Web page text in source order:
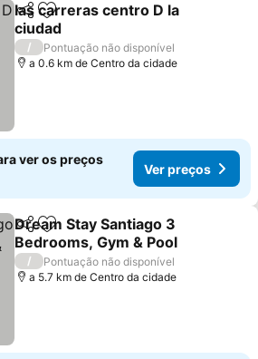
PartilharAdicionar aos favoritos
las carreras centro D la
ciudad
Ver preços
/
Pontuação não disponível
a 0.6 km de Centro da cidade
ver os preços
Ver preços
PartilharAdicionar aos favoritos
Dream Stay Santiago 3
Bedrooms, Gym & Pool
Ver preços
/
Pontuação não disponível
a 5.7 km de Centro da cidade